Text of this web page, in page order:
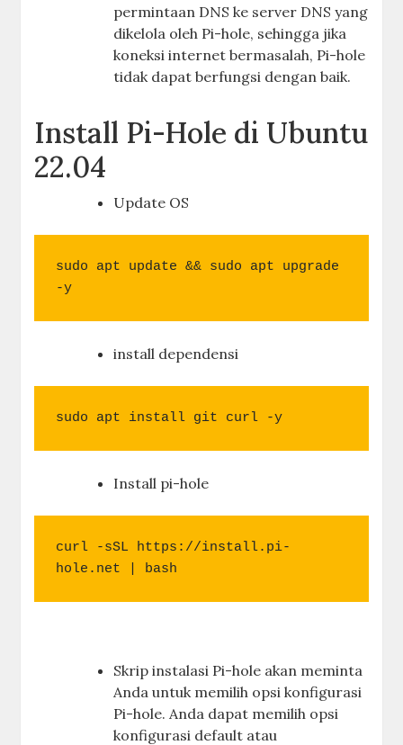
permintaan DNS ke server DNS yang
dikelola oleh Pi-hole, sehingga jika
koneksi internet bermasalah, Pi-hole
tidak dapat berfungsi dengan baik.
Install Pi-Hole di Ubuntu
22.04
Update OS
sudo apt update && sudo apt upgrade
-y
install dependensi
sudo apt install git curl -y
Install pi-hole
curl -sSL https://install.pi-
hole.net | bash
Skrip instalasi Pi-hole akan meminta
Anda untuk memilih opsi konfigurasi
Pi-hole. Anda dapat memilih opsi
konfigurasi default atau